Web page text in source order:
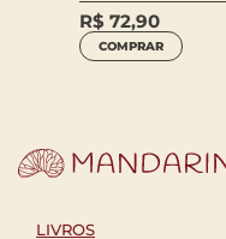
R$ 72,90
COMPRAR
LIVROS